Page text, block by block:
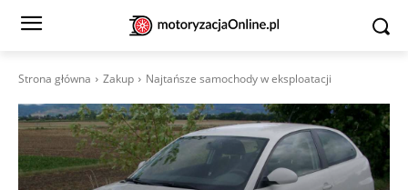
Strona główna Zakup Najtańsze samochody w eksploatacji